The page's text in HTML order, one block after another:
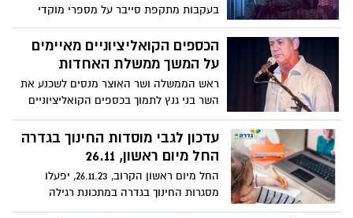
בעקבות מתקפת סייבר על מספרי מוקדי
החירום בישראל, לא ניתן לחייג דרך המספרים
המקוצרים למוקדי המשטרה, מד״א וכיבוי
אש. במקרה חירום, כך תיצרו עימם קשר
הכספים הקואליציוניים מאיימים
על המשך ממשלת האחדות
ראש הממשלה ושר האוצר מנסים לשכנע את
השר בני גנץ לתמוך בכספים הקואליציוניים
לחרדים שמסתכמים בתוספות של מיליארדי
שקלים רבים, אך גנץ מתעקש להעביר את
הכספים רק למטרות הלחימה, למפונים,
לעסקים, לצמחיה ולחיזוק המשק בגין בור
עלויות המלחמה.
עדכון לגבי מוסדות החינוך בגדרה
החל מיום ראשון, 26.11
החל מיום ראשון הקרוב, 26.11.23, יפעלו
מסגרות החינוך בגדרה במתכונת רגילה
כמפורט מטה: מעונות חוזרים לפעילות